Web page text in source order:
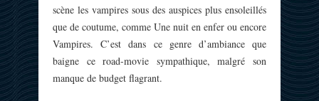
scène les vampires sous des auspices plus ensoleillés
que de coutume, comme Une nuit en enfer ou encore
Vampires. C’est dans ce genre d’ambiance que
baigne ce road-movie sympathique, malgré son
manque de budget flagrant.